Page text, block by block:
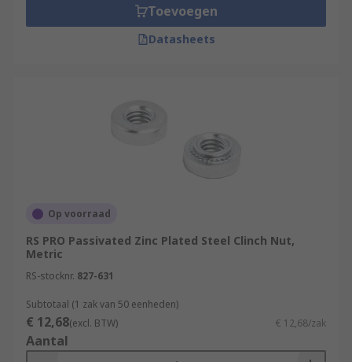
Toevoegen
Datasheets
Op voorraad
RS PRO Passivated Zinc Plated Steel Clinch Nut,
Metric
RS-stocknr. 827-631
Subtotaal (1 zak van 50 eenheden)
€ 12,68(excl. BTW) € 12,68/zak
Aantal